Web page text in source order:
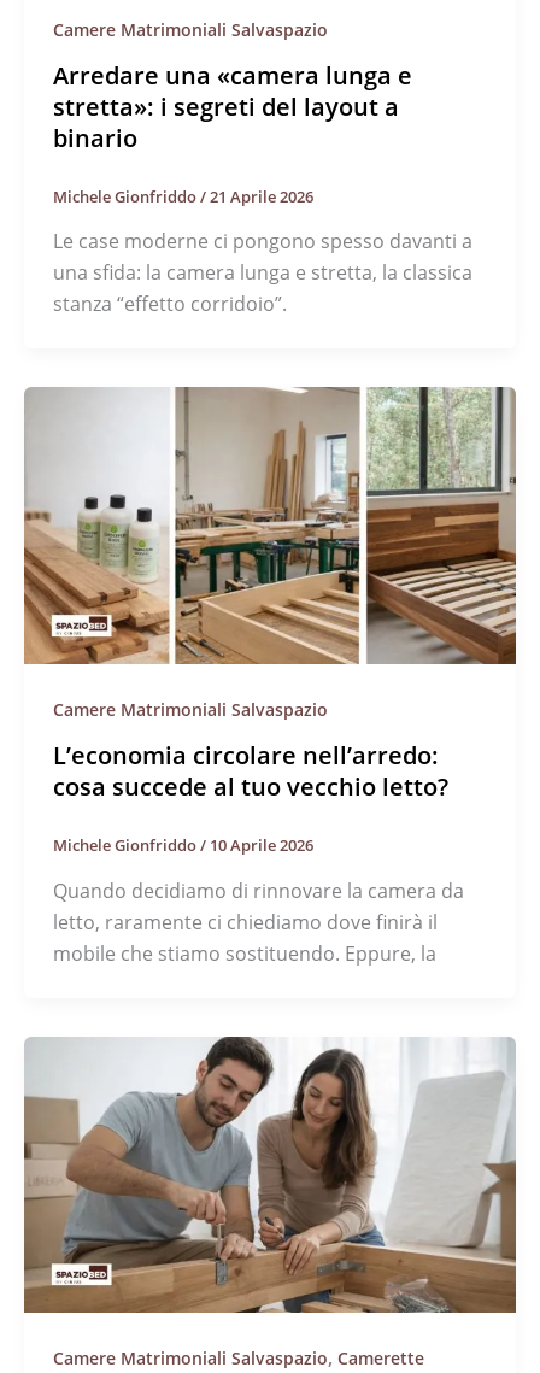
Camere Matrimoniali Salvaspazio
Arredare una «camera lunga e
stretta»: i segreti del layout a
binario
Michele Gionfriddo/21 Aprile 2026
Le case moderne ci pongono spesso davanti a
una sfida: la camera lunga e stretta, la classica
stanza “effetto corridoio”.
Camere Matrimoniali Salvaspazio
L’economia circolare nell’arredo:
cosa succede al tuo vecchio letto?
Michele Gionfriddo/ 10 Aprile 2026
Quando decidiamo di rinnovare la camera da
letto, raramente ci chiediamo dove finirà il
mobile che stiamo sostituendo. Eppure, la
Camere Matrimoniali Salvaspazio, Camerette